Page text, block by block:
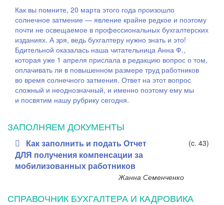
Как вы помните, 20 марта этого года произошло
солнечное затмение — явление крайне редкое и поэтому
почти не освещаемое в профессиональных бухгалтерских
изданиях. А зря, ведь бухгалтеру нужно знать и это!
Бдительной оказалась наша читательница Анна Ф.,
которая уже 1 апреля прислала в редакцию вопрос о том,
оплачивать ли в повышенном размере труд работников
во время солнечного затмения. Ответ на этот вопрос
сложный и неоднозначный, и именно поэтому ему мы
и посвятим нашу рубрику сегодня.
ЗАПОЛНЯЕМ ДОКУМЕНТЫ
Как заполнить и подать Отчет
ДЛЯ получения компенсации за
мобилизованных работников
(c. 43)
Жанна Семенченко
СПРАВОЧНИК БУХГАЛТЕРА И КАДРОВИКА